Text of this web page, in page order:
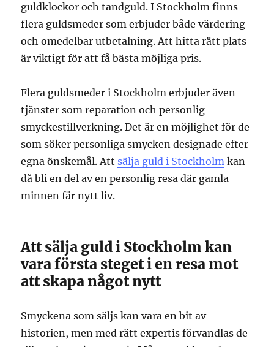
guldklockor och tandguld. I Stockholm finns
flera guldsmeder som erbjuder både värdering
och omedelbar utbetalning. Att hitta rätt plats
är viktigt för att få bästa möjliga pris.
Flera guldsmeder i Stockholm erbjuder även
tjänster som reparation och personlig
smyckestillverkning. Det är en möjlighet för de
som söker personliga smycken designade efter
egna önskemål. Att sälja guld i Stockholm kan
då bli en del av en personlig resa där gamla
minnen får nytt liv.
Att sälja guld i Stockholm kan
vara första steget i en resa mot
att skapa något nytt
Smyckena som säljs kan vara en bit av
historien, men med rätt expertis förvandlas de